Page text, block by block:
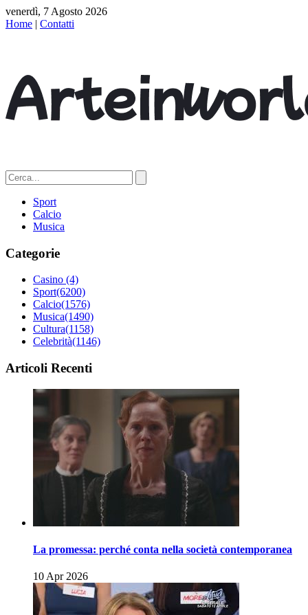
venerdì, 7 Agosto 2026
Home | Contatti
Sport
Calcio
Musica
Categorie
Casino (4)
Sport(6200)
Calcio(1576)
Musica(1490)
Cultura(1158)
Celebrità(1146)
Articoli Recenti
La promessa: perché conta nella società contemporanea
10 Apr 2026